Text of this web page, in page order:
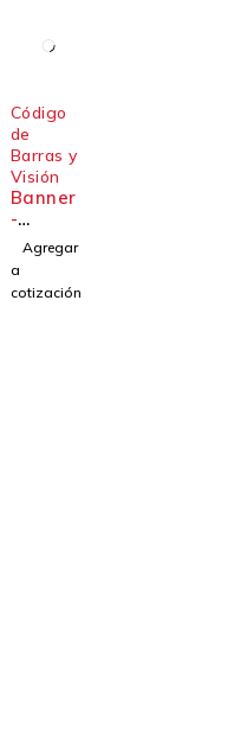
Código
de
Barras y
Visión
Banner
-
ABR310
WSU1
Agregar
a
cotización